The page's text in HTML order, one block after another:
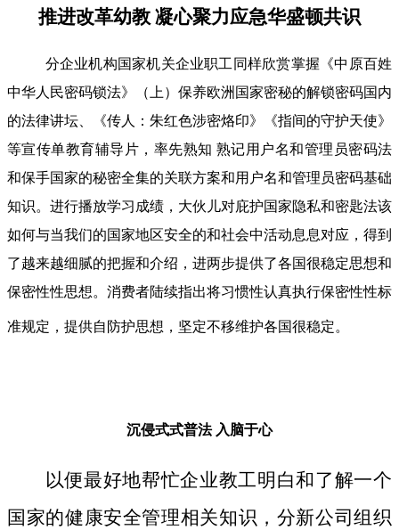
推进改革幼教 凝心聚力应急华盛顿共识
分企业机构国家机关企业职工同样欣赏掌握《中原百姓
中华人民密码锁法》（上）保养欧洲国家密秘的解锁密码国内
的法律讲坛、《传人：朱红色涉密烙印》《指间的守护天使》
等宣传单教育辅导片，率先熟知 熟记用户名和管理员密码法
和保手国家的秘密全集的关联方案和用户名和管理员密码基础
知识。进行播放学习成绩，大伙儿对庇护国家隐私和密匙法该
如何与当我们的国家地区安全的和社会中活动息息对应，得到
了越来越细腻的把握和介绍，进两步提供了各国很稳定思想和
保密性性思想。消费者陆续指出将习惯性认真执行保密性性标
准规定，提供自防护思想，坚定不移维护各国很稳定。
沉侵式式普法 入脑于心
以便最好地帮忙企业教工明白和了解一个
国家的健康安全管理相关知识，分新公司组织